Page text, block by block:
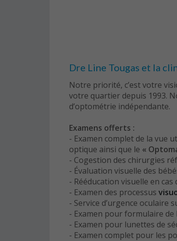
Dre Line Tougas et la
Notre priorité, c’est votre
votre quartier depuis 1993.
d’optométrie indépendante.
Examens offerts :
- Examen complet de la vue
optique ainsi que le «
- Cogestion des chirurgies
- Évaluation visuelle des
- Rééducation visuelle en
- Examen des processus
- Service d’urgence
- Examen pour formulaire de
- Examen pour lunettes de
- Examen complet pour les